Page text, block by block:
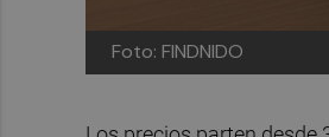
Foto: FINDNIDO